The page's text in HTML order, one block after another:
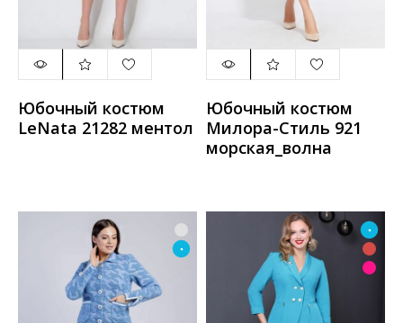
Юбочный костюм
LeNata 21282 ментол
Юбочный костюм
Милора-Стиль 921
морская_волна